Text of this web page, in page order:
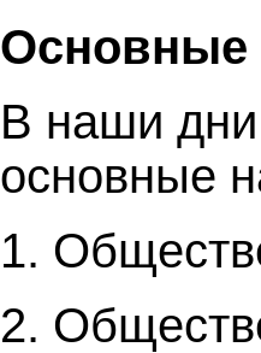
Основные
В наши дни
основные
1.
2.